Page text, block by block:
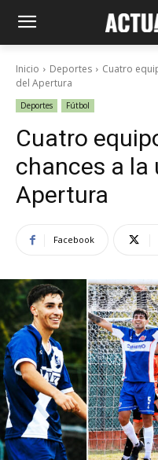
Inicio Deportes
Cuatro
del Apertura
Deportes Fútbol
Cuatro
chances a la
Apertura
Facebook